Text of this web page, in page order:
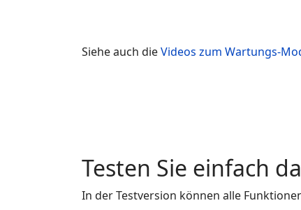
Siehe auch dieVideos zum Wartungs-
Testen Sie einfach
In der Testversion können alle